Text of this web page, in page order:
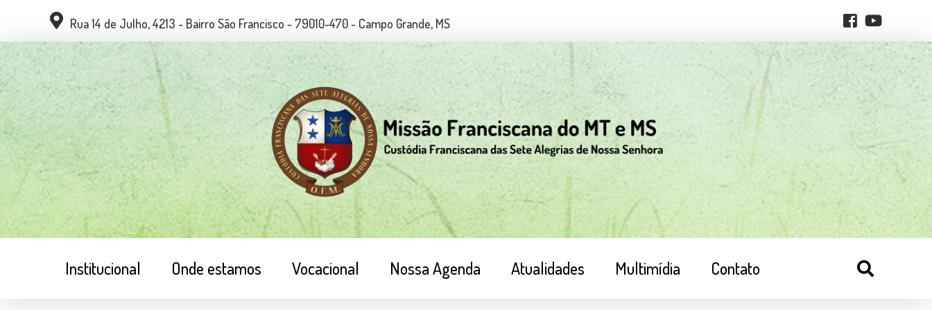
Rua 14 de Julho, 4213 - Bairro São Francisco - 79010-470 - Campo Grande, MS
Institucional Onde estamos Vocacional Nossa Agenda Atualidades Multimídia Contato